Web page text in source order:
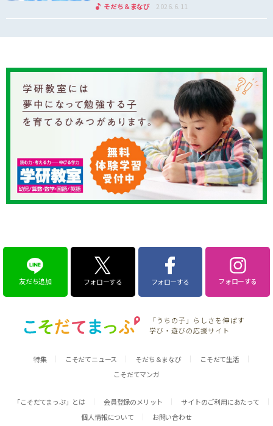
そだち＆まなび 2026.6.11
友だち追加 フォローする フォローする フォローする
「うちの子」らしさを伸ばす
学び・遊びの応援サイト
特集 こそだてニュース そだち＆まなび
こそだて生活
こそだてマンガ
「こそだてまっぷ」とは 会員登録のメリット
サイトのご利用にあたって
個人情報について
お問い合わせ